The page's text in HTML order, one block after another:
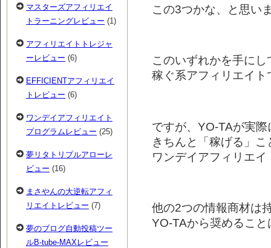
この3つかな、と思い
このいずれかを手に
稼ぐ系アフィリエイ
ですが、YO-TAが実
きちんと「稼げる」
ワンデイアフィリエイ
他の2つの情報商材は
YO-TAから奨めるこ
マスターズアフィリエイ
トラーニングレビュー (1)
アフィリエイトトレジャ
ーレビュー (6)
EFFICIENTアフィリエイ
トレビュー (6)
ワンデイアフィリエイト
プログラムレビュー (25)
夢リタトリプルアローレ
ビュー (16)
まさやんの大逆転アフィ
リエイトレビュー (7)
夢のブログ自動投稿ツー
ルB-tube-MAXレビュー